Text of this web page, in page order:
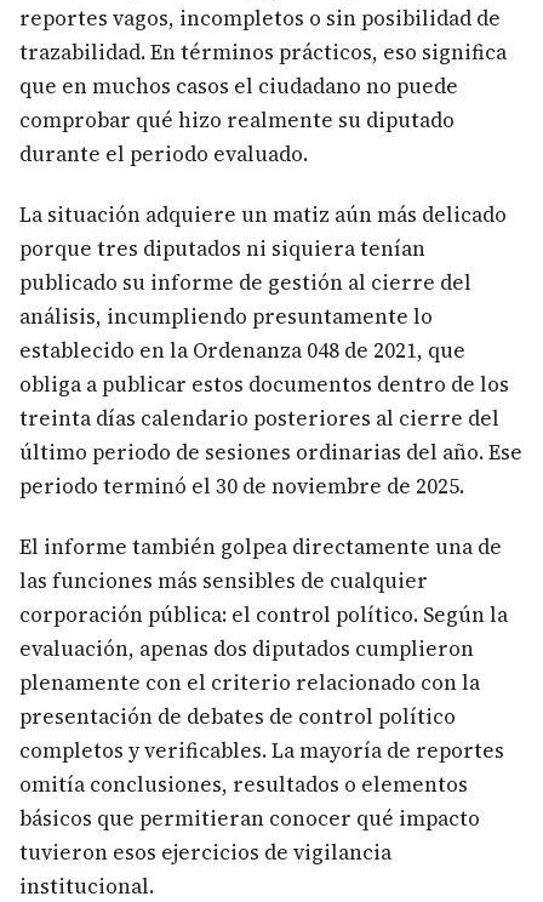
reportes vagos, incompletos o sin posibilidad de
trazabilidad. En términos prácticos, eso significa
que en muchos casos el ciudadano no puede
comprobar qué hizo realmente su diputado
durante el periodo evaluado.
La situación adquiere un matiz aún más delicado
porque tres diputados ni siquiera tenían
publicado su informe de gestión al cierre del
análisis, incumpliendo presuntamente lo
establecido en la Ordenanza 048 de 2021, que
obliga a publicar estos documentos dentro de los
treinta días calendario posteriores al cierre del
último periodo de sesiones ordinarias del año. Ese
periodo terminó el 30 de noviembre de 2025.
El informe también golpea directamente una de
las funciones más sensibles de cualquier
corporación pública: el control político. Según la
evaluación, apenas dos diputados cumplieron
plenamente con el criterio relacionado con la
presentación de debates de control político
completos y verificables. La mayoría de reportes
omitía conclusiones, resultados o elementos
básicos que permitieran conocer qué impacto
tuvieron esos ejercicios de vigilancia
institucional.